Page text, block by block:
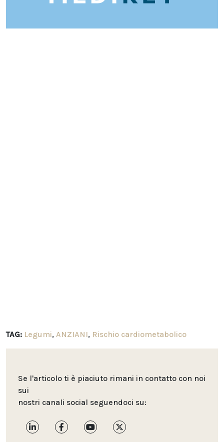
TAG: Legumi, ANZIANI, Rischio cardiometabolico
Se l'articolo ti è piaciuto rimani in contatto con noi
sui
nostri canali social seguendoci su: